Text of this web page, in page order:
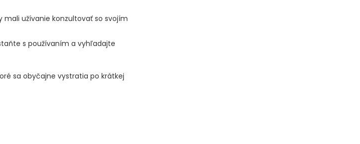
užívanie konzultovať so svojím
s používaním a vyhľadajte
sa obyčajne vystratia po krátkej